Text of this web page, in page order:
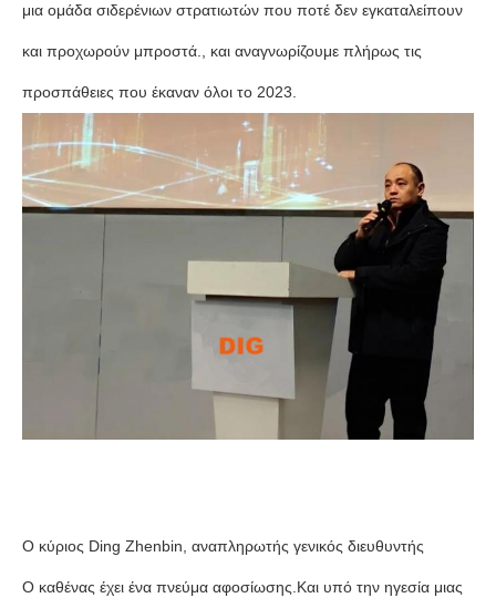
μια ομάδα σιδερένιων στρατιωτών που ποτέ δεν εγκαταλείπουν
και προχωρούν μπροστά., και αναγνωρίζουμε πλήρως τις
προσπάθειες που έκαναν όλοι το 2023.
Ο κύριος Ding Zhenbin, αναπληρωτής γενικός διευθυντής
Ο καθένας έχει ένα πνεύμα αφοσίωσης.Και υπό την ηγεσία μιας